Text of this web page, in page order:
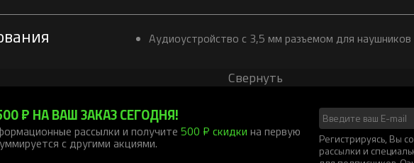
Аудиоустройство с 3,5 мм разъемом для наушников
Свернуть
₽ НА ВАШ ЗАКАЗ СЕГОДНЯ!
рассылки и получите 500 ₽ скидки на первую
с другими акциями.
Регистрируясь, Вы
рассылки и